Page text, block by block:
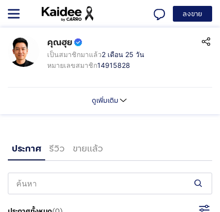
ลงขาย
คุณฮุย
เป็นสมาชิกมาแล้ว2 เดือน 25 วัน
หมายเลขสมาชิก14915828
ดูเพิ่มเติม
ประกาศ รีวิว ขายแล้ว